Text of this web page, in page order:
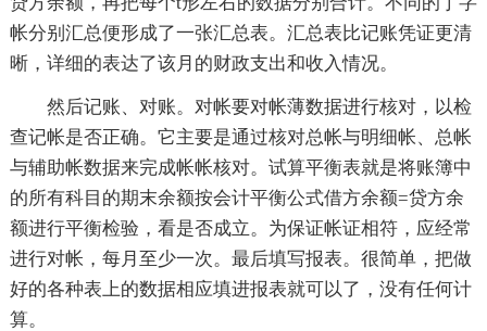
帐分别汇总便形成了一张汇总表。汇总表比记账凭证更清
晰，详细的表达了该月的财政支出和收入情况。
然后记账、对账。对帐要对帐薄数据进行核对，以检
查记帐是否正确。它主要是通过核对总帐与明细帐、总帐
与辅助帐数据来完成帐帐核对。试算平衡表就是将账簿中
的所有科目的期末余额按会计平衡公式借方余额=贷方余
额进行平衡检验，看是否成立。为保证帐证相符，应经常
进行对帐，每月至少一次。最后填写报表。很简单，把做
好的各种表上的数据相应填进报表就可以了，没有任何计
算。